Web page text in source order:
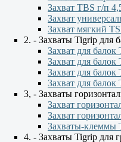
Захват TBS г/п
Захват
Захват мягкий
2. - Захваты Tigrip для
Захват для
Захват для балок
Захват для балок
Захват для балок
3, - Захваты
Захват
Захват
Захваты-клеммы
4. - Захваты Tigrip для